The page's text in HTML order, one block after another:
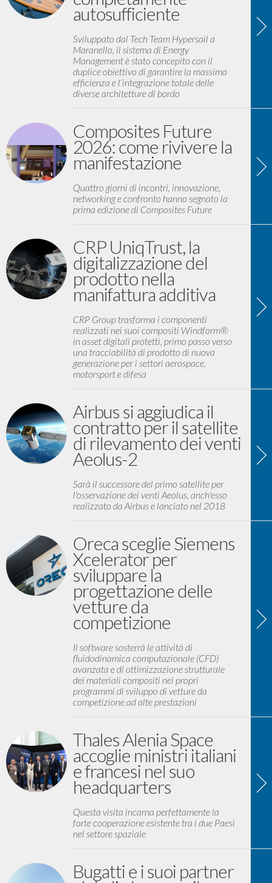
autosufficiente
Sviluppato dal Tech Team Hypersail a
Maranello, il sistema di Energy
Management è stato concepito con il
duplice obiettivo di garantire la massima
efficienza e l’integrazione totale delle
diverse architetture di bordo
Composites Future
2026: come rivivere la
manifestazione
Quattro giorni di incontri, innovazione,
networking e confronto hanno segnato la
prima edizione di Composites Future
CRP UniqTrust, la
digitalizzazione del
prodotto nella
manifattura additiva
CRP Group trasforma i componenti
realizzati nei suoi compositi Windform®
in asset digitali protetti, primo passo verso
una tracciabilità di prodotto di nuova
generazione per i settori aerospace,
motorsport e difesa
Airbus si aggiudica il
contratto per il satellite
di rilevamento dei venti
Aeolus-2
Sarà il successore del primo satellite per
l'osservazione dei venti Aeolus, anch'esso
realizzato da Airbus e lanciato nel 2018
Oreca sceglie Siemens
Xcelerator per
sviluppare la
progettazione delle
vetture da
competizione
Il software sosterrà le attività di
fluidodinamica computazionale (CFD)
avanzata e di ottimizzazione strutturale
dei materiali compositi nei propri
programmi di sviluppo di vetture da
competizione ad alte prestazioni
Thales Alenia Space
accoglie ministri italiani
e francesi nel suo
headquarters
Questa visita incarna perfettamente la
forte cooperazione esistente tra i due Paesi
nel settore spaziale
Bugatti e i suoi partner